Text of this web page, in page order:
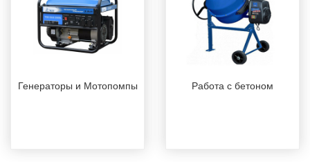
Генераторы и Мотопомпы Работа с бетоном